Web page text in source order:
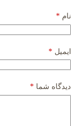
نام *
ایمیل *
دیدگاه شما *